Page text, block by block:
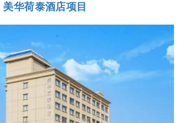
美华荷泰酒店项目